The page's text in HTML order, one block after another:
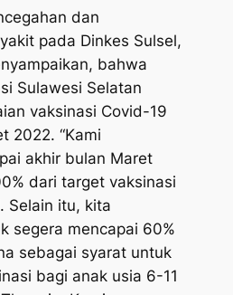
dan
pada Dinkes Sulsel,
bahwa
Sulawesi Selatan
vaksinasi Covid-19
2022. “Kami
akhir bulan Maret
dari target vaksinasi
Selain itu, kita
segera mencapai 60%
sebagai syarat untuk
bagi anak usia 6-11